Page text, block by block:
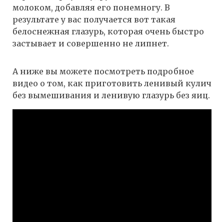
молоком, добавляя его понемногу. В
результате у вас получается вот такая
белоснежная глазурь, которая очень быстро
застывает и совершенно не липнет.
А ниже вы можете посмотреть подробное
видео о том, как приготовить ленивый кулич
без вымешивания и ленивую глазурь без яиц.